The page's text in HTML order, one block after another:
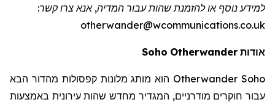
למידע נוסף או להזמנת שהותעבור המדיה, אנא צרו קשר:
otherwander@wcommunications.co.uk
אודות Otherwander
Soho
Otherwander Soho הוא מותג מלונות קפסולות מהדור הבא
עבור חוקרים מודרניים, המגדיר מחדש שהות עירונית באמצעות